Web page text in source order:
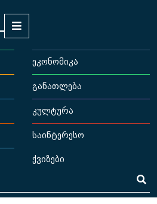
ეკონომიკა
განათლება
კულტურა
საინტერესო
ქვიზები